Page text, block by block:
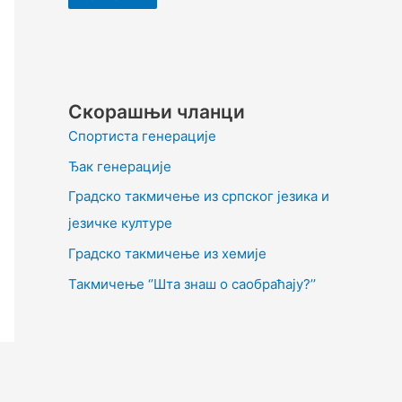
Скорашњи чланци
Спортиста генерације
Ђак генерације
Градско такмичење из српског језика и
језичке културе
Градско такмичење из хемије
Такмичење ‘’Шта знаш о саобраћају?’’